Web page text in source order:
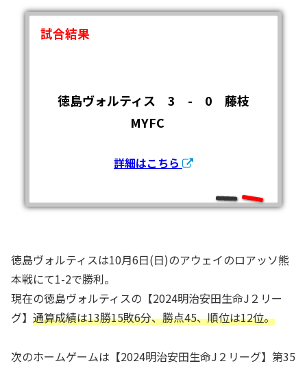
試合結果
徳島ヴォルティス 3 - 0 藤枝
MYFC
詳細はこちら
徳島ヴォルティスは10月6日(日)のアウェイのロアッソ熊
本戦にて1-2で勝利。
現在の徳島ヴォルティスの【2024明治安田生命J２リー
グ】 通算成績は13勝15敗6分、勝点45、順位は12位。
次のホームゲームは【2024明治安田生命J２リーグ】第35